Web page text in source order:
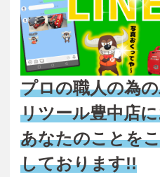
プロの職人の為
リツール豊中店
あなたのことを
しております!!